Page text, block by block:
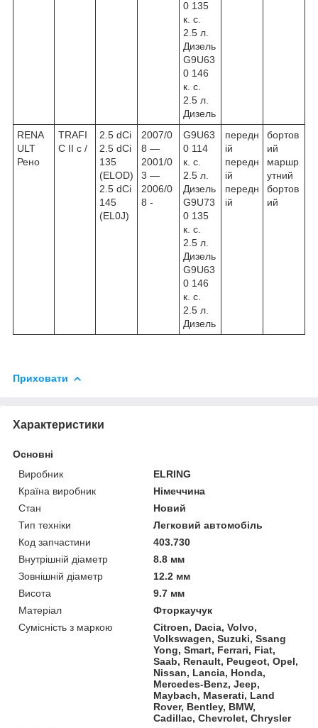
0 135
к. с.
2.5 л.
Дизель
G9U63
0 146
к. с.
2.5 л.
Дизель
RENA
ULT
Рено
TRAFI
C II c /
2.5 dCi
2.5 dCi
135
(ELOD)
2.5 dCi
145
(EL0J)
2007/0
8 ―
2001/0
3 ―
2006/0
8 -
G9U63
0 114
к. с.
2.5 л.
Дизель
G9U73
0 135
к. с.
2.5 л.
Дизель
G9U63
0 146
к. с.
2.5 л.
Дизель
передн
ій
передн
ій
передн
ій
бортов
ий
маршр
утний
бортов
ий
Приховати
Характеристики
Основні
Виробник
ELRING
Країна виробник
Німеччина
Стан
Новий
Тип техніки
Легковий автомобіль
Код запчастини
403.730
Внутрішній діаметр
8.8 мм
Зовнішній діаметр
12.2 мм
Висота
9.7 мм
Матеріал
Фторкаучук
Сумісність з маркою
Citroen, Dacia, Volvo,
Volkswagen, Suzuki, Ssang
Yong, Smart, Ferrari, Fiat,
Saab, Renault, Peugeot, Opel,
Nissan, Lancia, Honda,
Mercedes-Benz, Jeep,
Maybach, Maserati, Land
Rover, Bentley, BMW,
Cadillac, Chevrolet, Chrysler